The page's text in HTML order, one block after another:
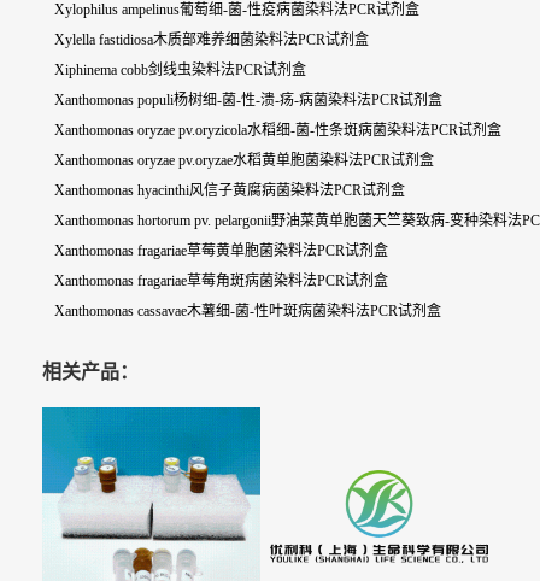
Xylophilus ampelinus葡萄细-菌-性疫病菌染料法PCR试剂盒
Xylella fastidiosa木质部难养细菌染料法PCR试剂盒
Xiphinema cobb剑线虫染料法PCR试剂盒
Xanthomonas populi杨树细-菌-性-溃-疡-病菌染料法PCR试剂盒
Xanthomonas oryzae pv.oryzicola水稻细-菌-性条斑病菌染料法PCR试剂盒
Xanthomonas oryzae pv.oryzae水稻黄单胞菌染料法PCR试剂盒
Xanthomonas hyacinthi风信子黄腐病菌染料法PCR试剂盒
Xanthomonas hortorum pv. pelargonii野油菜黄单胞菌天竺葵致病-变种染料法
Xanthomonas fragariae草莓黄单胞菌染料法PCR试剂盒
Xanthomonas fragariae草莓角斑病菌染料法PCR试剂盒
Xanthomonas cassavae木薯细-菌-性叶斑病菌染料法PCR试剂盒
相关产品：